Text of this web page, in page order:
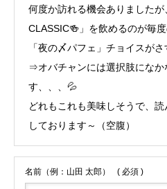
何度か訪れる機会ありました
CLASSIC🍻」を飲めるのが毎
「夜の〆パフェ」チョイスが
⇒オバチャンには選択肢になか
す、、、💦
どれもこれも美味しそうで、
しております～（空腹）
名前（例：山田 太郎） ( 必須 )